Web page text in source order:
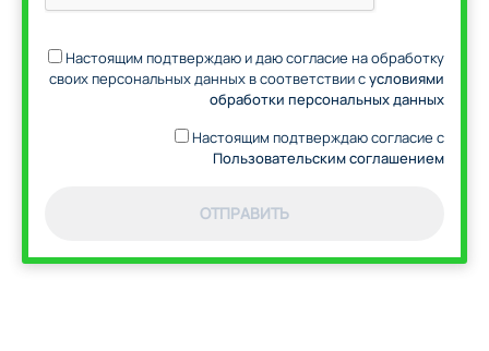
Настоящим подтверждаю и даю согласие на обработку
своих персональных данных в соответствии сусловиями
обработки персональных данных
Настоящим подтверждаю согласие с
Пользовательским соглашением
ОТПРАВИТЬ